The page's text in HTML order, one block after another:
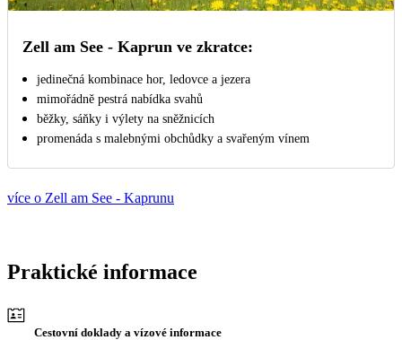
Zell am See - Kaprun ve zkratce:
jedinečná kombinace hor, ledovce a jezera
mimořádně pestrá nabídka svahů
běžky, sáňky i výlety na sněžnicích
promenáda s malebnými obchůdky a svařeným vínem
více o Zell am See - Kaprunu
Praktické informace
Cestovní doklady a vízové informace